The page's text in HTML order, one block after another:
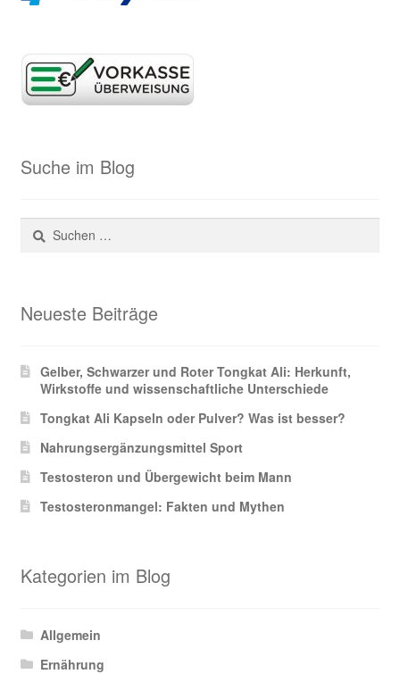
Suche im Blog
Suchen
nach:
Neueste Beiträge
Gelber, Schwarzer und Roter Tongkat Ali: Herkunft,
Wirkstoffe und wissenschaftliche Unterschiede
Tongkat Ali Kapseln oder Pulver? Was ist besser?
Nahrungsergänzungsmittel Sport
Testosteron und Übergewicht beim Mann
Testosteronmangel: Fakten und Mythen
Kategorien im Blog
Allgemein
Ernährung